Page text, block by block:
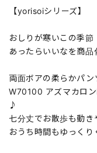
【yorisoiシリーズ】
おしりが寒いこの季節
あったらいいなを商
両面ボアの柔らかパン
W70100 アズマカロ
♪
七分丈でお散歩も動き
おうち時間もゆっく